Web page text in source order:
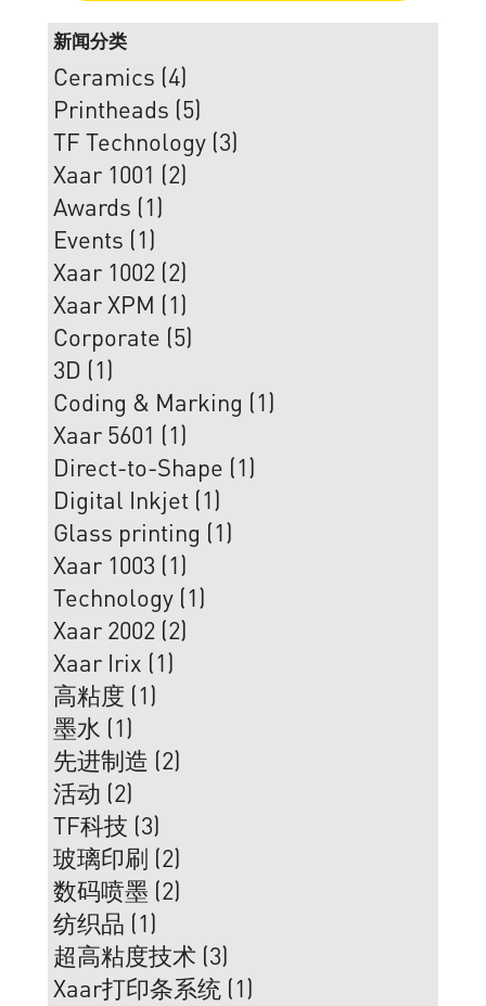
新闻分类
Ceramics (4)
Printheads (5)
TF Technology (3)
Xaar 1001 (2)
Awards (1)
Events (1)
Xaar 1002 (2)
Xaar XPM (1)
Corporate (5)
3D (1)
Coding & Marking (1)
Xaar 5601 (1)
Direct-to-Shape (1)
Digital Inkjet (1)
Glass printing (1)
Xaar 1003 (1)
Technology (1)
Xaar 2002 (2)
Xaar Irix (1)
高粘度 (1)
墨水 (1)
先进制造 (2)
活动 (2)
TF科技 (3)
玻璃印刷 (2)
数码喷墨 (2)
纺织品 (1)
超高粘度技术 (3)
Xaar打印条系统 (1)